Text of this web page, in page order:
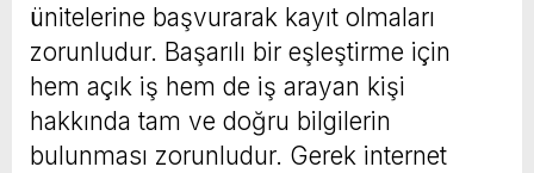
ünitelerine başvurarak kayıt olmaları
zorunludur. Başarılı bir eşleştirme için
hem açık iş hem de iş arayan kişi
hakkında tam ve doğru bilgilerin
bulunması zorunludur. Gerek internet